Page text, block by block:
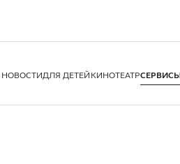
НОВОСТИДЛЯ ДЕТЕЙ КИНОТЕАТРСЕРВИСЫ